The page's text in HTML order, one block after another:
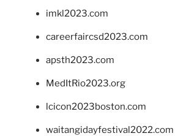
imkl2023.com
careerfaircsd2023.com
apsth2023.com
MedItRio2023.org
lcicon2023boston.com
waitangidayfestival2022.com